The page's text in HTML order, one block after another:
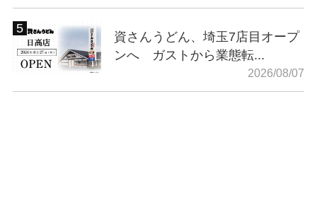
資さんうどん、埼玉7店目オープ
ンへ ガストから業態転...
2026/08/07